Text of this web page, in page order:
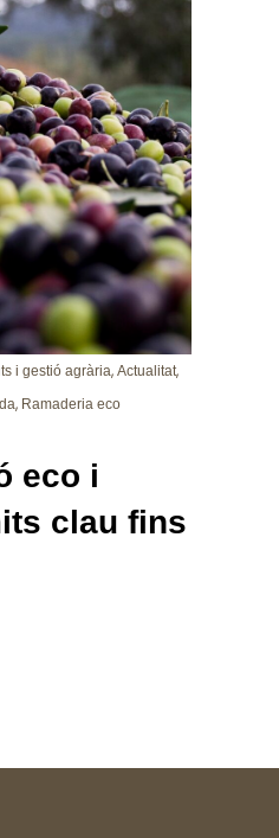
i gestió agrària, Actualitat,
, Ramaderia eco
eco i
clau fins